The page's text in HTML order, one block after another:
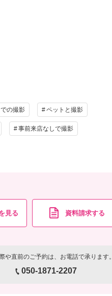
合は要別途料金
族用衣装レンタル ペットと撮影
の撮影 ペットと撮影
事前来店なしで撮影
見る 資料請求する
や直前のご予約は、お電話で承ります。
050-1871-2207